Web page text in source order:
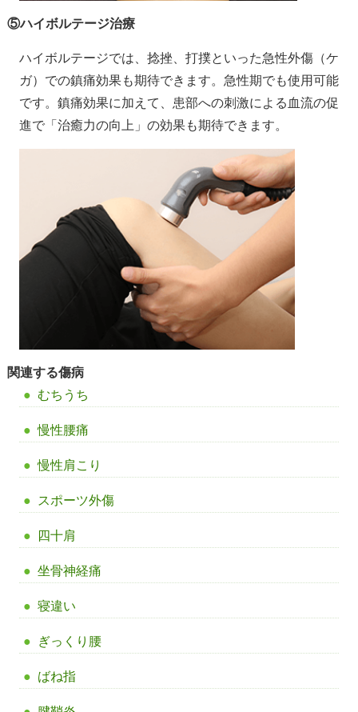
⑤ハイボルテージ治療
ハイボルテージでは、捻挫、打撲といった急性外傷（ケ
ガ）での鎮痛効果も期待できます。急性期でも使用可能
です。鎮痛効果に加えて、患部への刺激による血流の促
進で「治癒力の向上」の効果も期待できます。
関連する傷病
むちうち
慢性腰痛
慢性肩こり
スポーツ外傷
四十肩
坐骨神経痛
寝違い
ぎっくり腰
ばね指